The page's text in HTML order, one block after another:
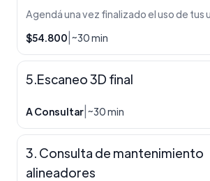
$54.800 ~30 min
5.Escaneo 3D final
A Consultar ~30 min
3. Consulta de mantenimiento
alineadores